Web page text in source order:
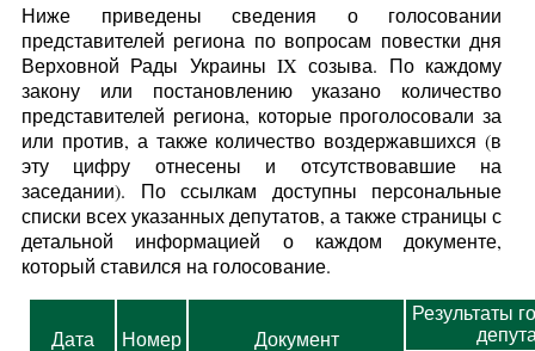
Ниже приведены сведения о голосовании
представителей региона по вопросам повестки дня
Верховной Рады Украины IX созыва. По каждому
закону или постановлению указано количество
представителей региона, которые проголосовали за
или против, а также количество воздержавшихся (в
эту цифру отнесены и отсутствовавшие на
заседании). По ссылкам доступны персональные
списки всех указанных депутатов, а также страницы с
детальной информацией о каждом документе,
который ставился на голосование.
Дата Номер Документ
Результаты